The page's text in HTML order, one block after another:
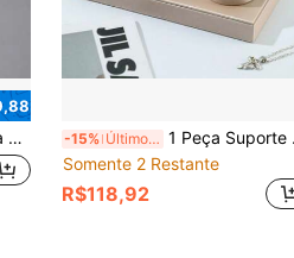
-15% Últimos 2 dias 1 Peça Suporte de Exibição de Colar em Couro PU com Base de Armazenamento de Brincos, Rack de Exibição de Joias em Busto
Somente 2 Restante
R$118,92